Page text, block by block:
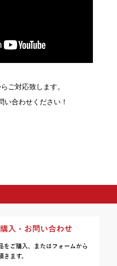
ご対応致します。
い合わせください！